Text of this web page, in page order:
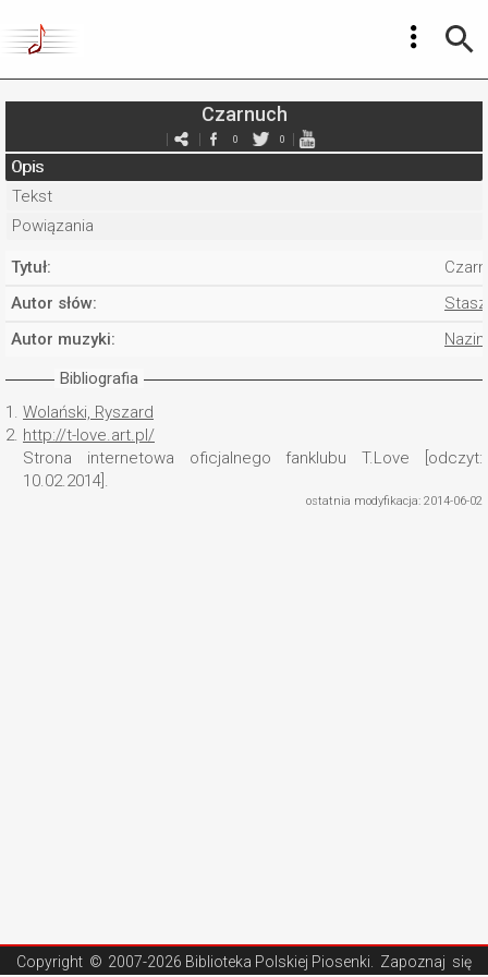
Czarnuch
0 0
Opis
Tekst
Powiązania
Tytuł:
Autor słów:
Autor muzyki:
Bibliografia
1. Wolański, Ryszard
2. http://t-love.art.pl/
Strona internetowa oficjalnego fanklubu T.Love [odczyt:
10.02.2014].
ostatnia modyfikacja: 2014-06-02
Copyright © 2007-2026 Biblioteka Polskiej Piosenki . Zapoznaj się